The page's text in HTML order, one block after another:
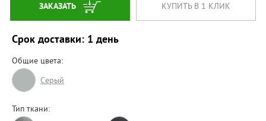
ЗАКАЗАТЬ КУПИТЬ В 1 КЛИК
Срок доставки: 1 день
Общие цвета:
Серый
Тип ткани: